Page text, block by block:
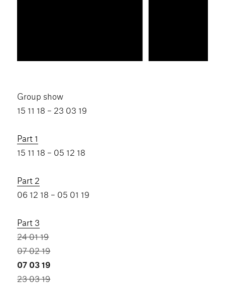
Group show
15 11 18 – 23 03 19
Part 1
15 11 18 – 05 12 18
Part 2
06 12 18 – 05 01 19
Part 3
24 01 19
07 02 19
07 03 19
23 03 19